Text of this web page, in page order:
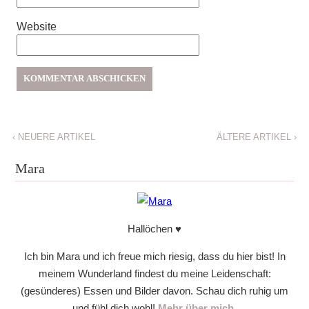
Website
‹NEUERE ARTIKEL ÄLTERE ARTIKEL ›
Mara
Hallöchen ♥
Ich bin Mara und ich freue mich riesig, dass du hier bist! In
meinem Wunderland findest du meine Leidenschaft:
(gesünderes) Essen und Bilder davon. Schau dich ruhig um